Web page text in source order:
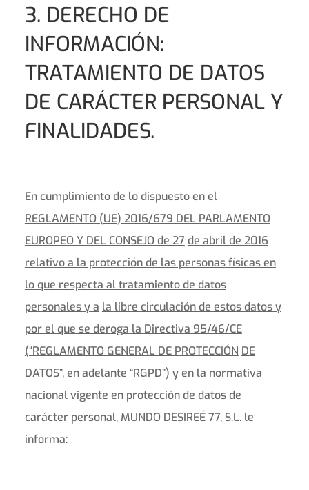
3. DERECHO DE
INFORMACIÓN:
TRATAMIENTO DE DATOS
DE CARÁCTER PERSONAL Y
FINALIDADES.
En cumplimiento de lo dispuesto en el
REGLAMENTO (UE) 2016/679 DEL PARLAMENTO
EUROPEO Y DEL CONSEJO de 27 de abril de 2016
relativo a la protección de las personas físicas en
lo que respecta al tratamiento de datos
personales y a la libre circulación de estos datos y
por el que se deroga la Directiva 95/46/CE
(“REGLAMENTO GENERAL DE PROTECCIÓN DE
DATOS”, en adelante “RGPD”) y en la normativa
nacional vigente en protección de datos de
carácter personal, MUNDO DESIREÉ 77, S.L. le
informa: